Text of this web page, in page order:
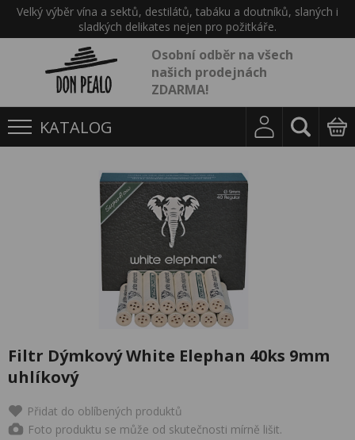
Velký výběr vína a sektů, destilátů, tabáku a doutníků, slaných i
sladkých delikates nejen pro požitkáře.
Osobní odběr na všech
našich prodejnách
ZDARMA!
KATALOG
Filtr Dýmkový White Elephan 40ks 9mm
uhlíkový
Přidat do oblíbených produktů
Foto produktu se může od skutečnosti mírně lišit.